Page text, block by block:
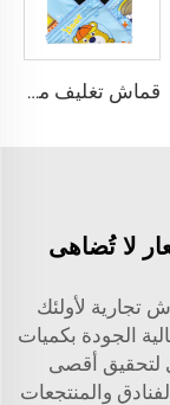
قماش تغليف ماجيك ستيك-إت
لا تُضاهى
تجارية لأولئك
الجودة بكميات
لتحقيق أقصى
والمنتجعات